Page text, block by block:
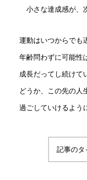
小さな達成感が、
運動はいつからでも
年齢問わずに可能性
成長だってし続けて
どうか、この先の人
過ごしていけるよう
記事のタ